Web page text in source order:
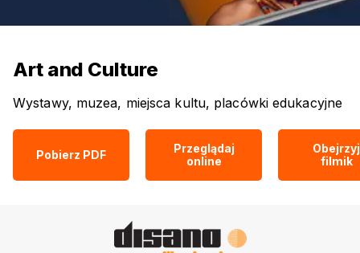
Art and Culture
Wystawy, muzea, miejsca kultu, placówki edukacyjne
Pobierz PDF
Przeglądaj
online
Obejrzyj
filmik